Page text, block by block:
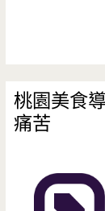
桃園美食
痛苦